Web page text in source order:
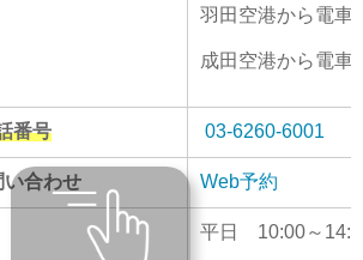
羽田空港から電車
成田空港から電車
番号 03-6260-6001
合わせ Web予約
平日 10:00～